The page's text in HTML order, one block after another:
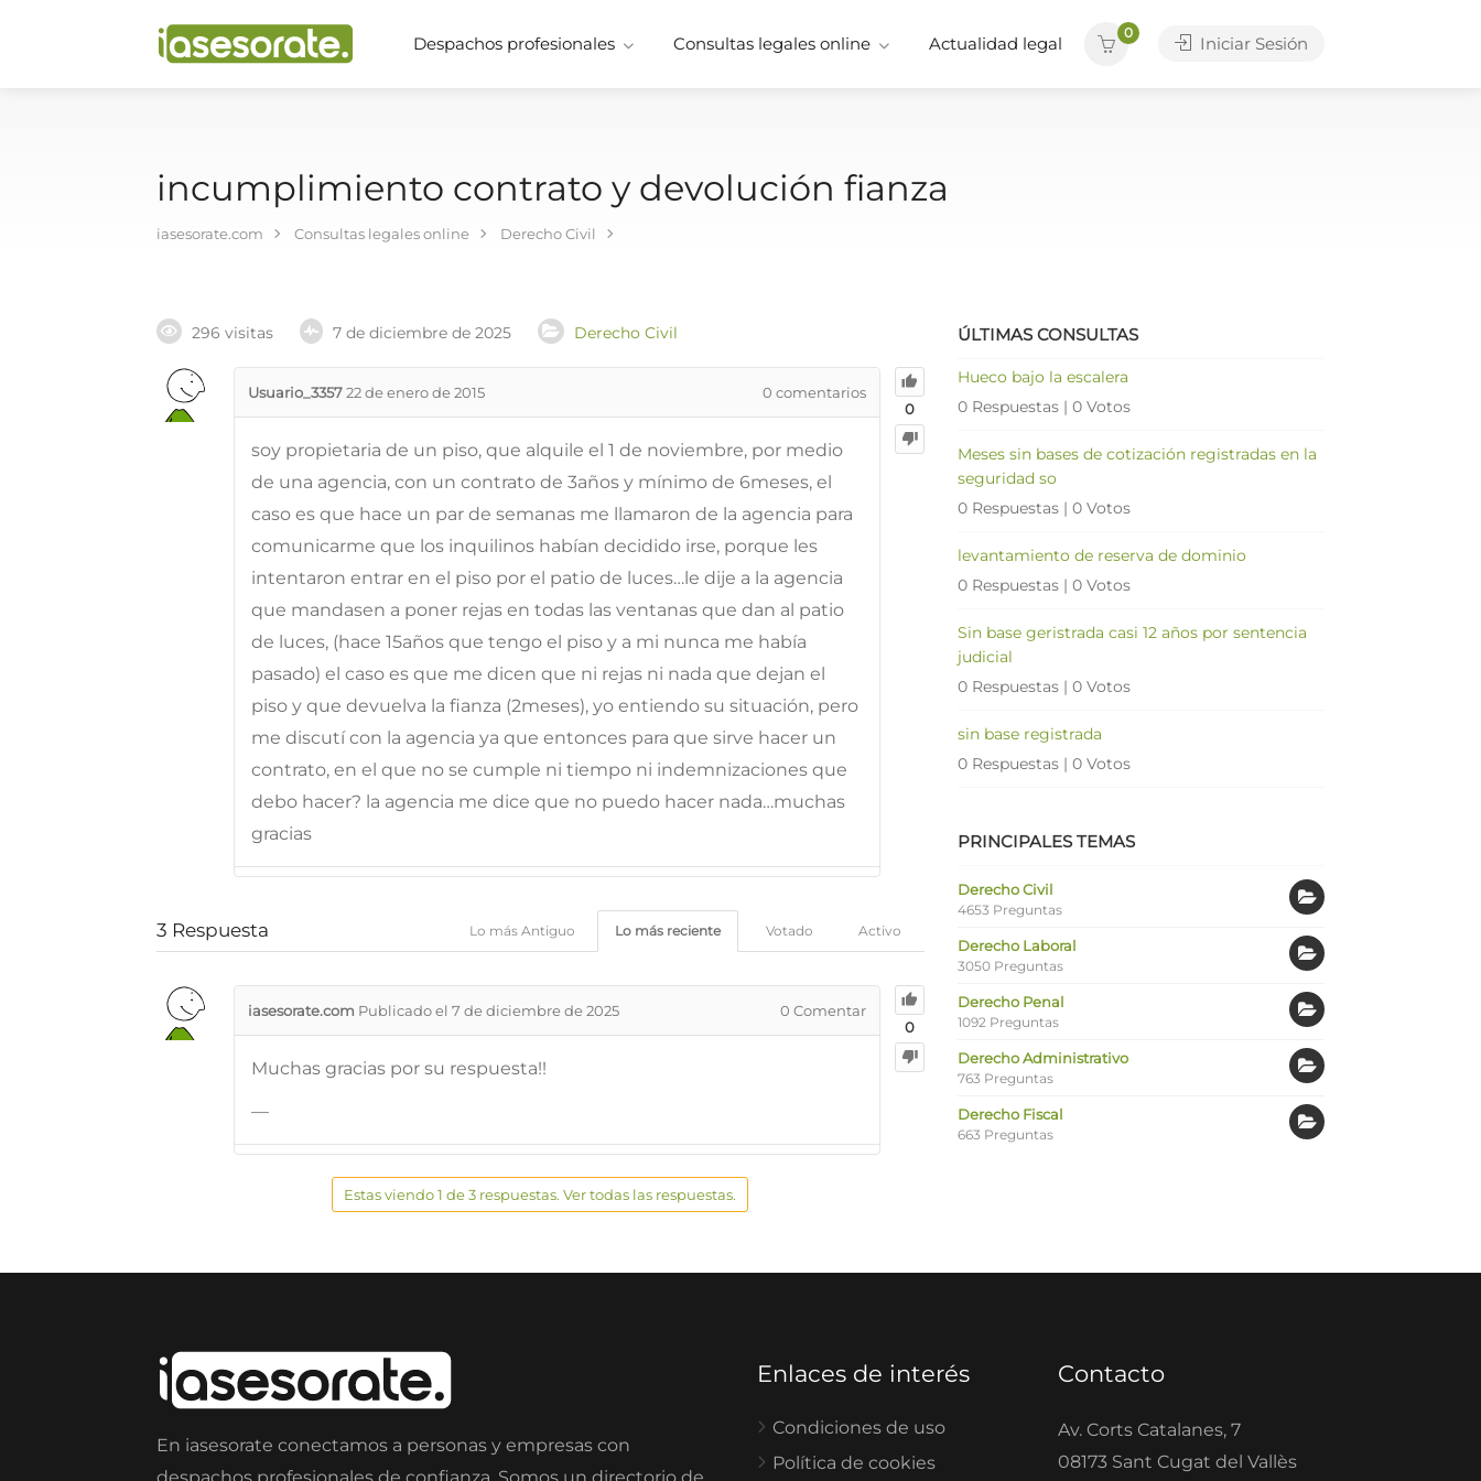
Despachos profesionales Consultas legales online Actualidad legal
0
Iniciar Sesión
incumplimiento contrato y devolución fianza
iasesorate.com Consultas legales online Derecho Civil
296 visitas 7 de diciembre de 2025 Derecho Civil
0
Usuario_335722 de enero de 2015 0 comentarios
soy propietaria de un piso, que alquile el 1 de noviembre, por medio
de una agencia, con un contrato de 3años y mínimo de 6meses, el
caso es que hace un par de semanas me llamaron de la agencia para
comunicarme que los inquilinos habían decidido irse, porque les
intentaron entrar en el piso por el patio de luces…le dije a la agencia
que mandasen a poner rejas en todas las ventanas que dan al patio
de luces, (hace 15años que tengo el piso y a mi nunca me había
pasado) el caso es que me dicen que ni rejas ni nada que dejan el
piso y que devuelva la fianza (2meses), yo entiendo su situación, pero
me discutí con la agencia ya que entonces para que sirve hacer un
contrato, en el que no se cumple ni tiempo ni indemnizaciones que
debo hacer? la agencia me dice que no puedo hacer nada…muchas
gracias
3 Respuesta Activo
Votado
Lo más reciente
Lo más Antiguo
0
iasesorate.com Publicado el 7 de diciembre de 2025 0 Comentar
Muchas gracias por su respuesta!!
—
Estas viendo 1 de 3 respuestas. Ver todas las respuestas.
ÚLTIMAS CONSULTAS
Hueco bajo la escalera
0 Respuestas | 0 Votos
Meses sin bases de cotización registradas en la
seguridad so
0 Respuestas | 0 Votos
levantamiento de reserva de dominio
0 Respuestas | 0 Votos
Sin base geristrada casi 12 años por sentencia
judicial
0 Respuestas | 0 Votos
sin base registrada
0 Respuestas | 0 Votos
PRINCIPALES TEMAS
Derecho Civil
4653 Preguntas
Derecho Laboral
3050 Preguntas
Derecho Penal
1092 Preguntas
Derecho Administrativo
763 Preguntas
Derecho Fiscal
663 Preguntas
En iasesorate conectamos a personas y empresas con
Enlaces de interés
Condiciones de uso
Política de cookies
Contacto
Av. Corts Catalanes, 7
08173 Sant Cugat del Vallès